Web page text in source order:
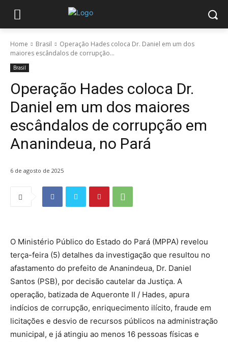
Home Brasil
Operação Hades coloca Dr. Daniel em um dos
maiores escândalos de corrupção...
Brasil
Operação Hades coloca Dr.
Daniel em um dos maiores
escândalos de corrupção em
Ananindeua, no Pará
6 de agosto de 2025
O Ministério Público do Estado do Pará (MPPA) revelou
terça-feira (5) detalhes da investigação que resultou no
afastamento do prefeito de Ananindeua, Dr. Daniel
Santos (PSB), por decisão cautelar da Justiça. A
operação, batizada de Aqueronte II / Hades, apura
indícios de corrupção, enriquecimento ilícito, fraude em
licitações e desvio de recursos públicos na administração
municipal, e já atingiu ao menos 16 pessoas físicas e